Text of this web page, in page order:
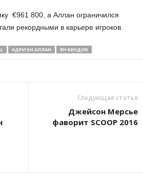
€961 800, а Аллан ограничился
рекордными в карьере игроков.
АДРИЭН АЛЛАН ЯН БЕНДИК
Следующая статья
Джейсон Мерсье
фаворит SCOOP 2016